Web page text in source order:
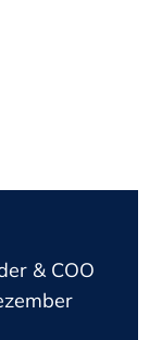
& COO